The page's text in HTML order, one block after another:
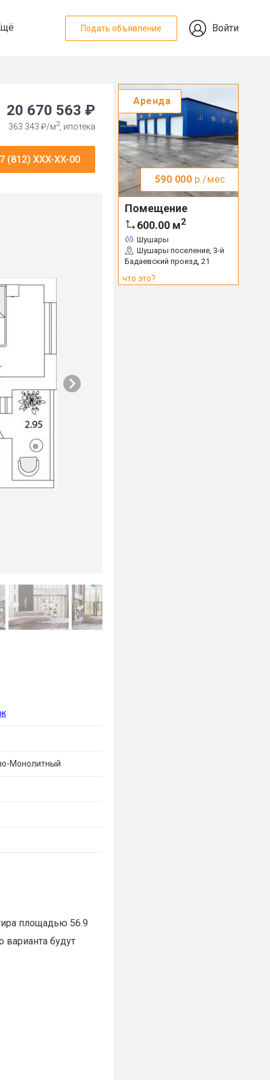
Подать объявление Войти
20 670 563 ₽
363 343 ₽/м2, ипотека
(812) XXX-XX-00
Монолитный
площадью 56.9
варианта будут
Аренда
590 000 р./мес.
Помещение
600.00 м2
Шушары
Шушары поселение, 3-й
Бадаевский проезд, 21
что это?